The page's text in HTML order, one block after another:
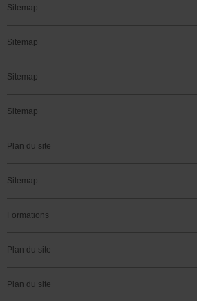
Sitemap
Sitemap
Sitemap
Sitemap
Plan du site
Sitemap
Formations
Plan du site
Plan du site